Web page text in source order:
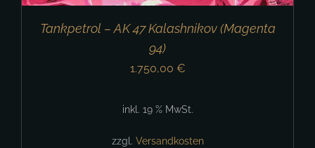
Tankpetrol – AK 47 Kalashnikov (Magenta
94)
1.750,00 €
inkl. 19 % MwSt.
zzgl. Versandkosten